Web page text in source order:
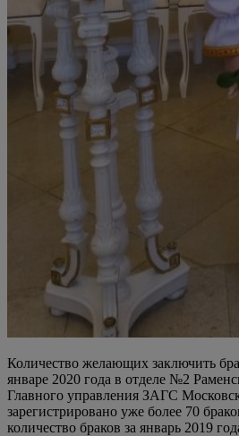
Количество желающих заключить
январе 2020 года в отделе №2
Главного управления ЗАГС
зарегистрировано уже более 70
количество браков за январь 2019